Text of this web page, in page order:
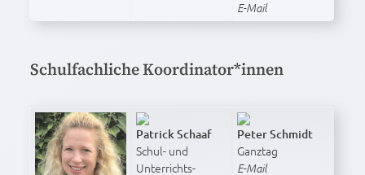
E-Mail
Schulfachliche Koordinator*innen
Patrick Schaaf
Schul- und
Unterrichts­
Peter Schmidt
Ganztag
E-Mail